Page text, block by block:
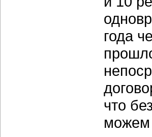
года
что
можем